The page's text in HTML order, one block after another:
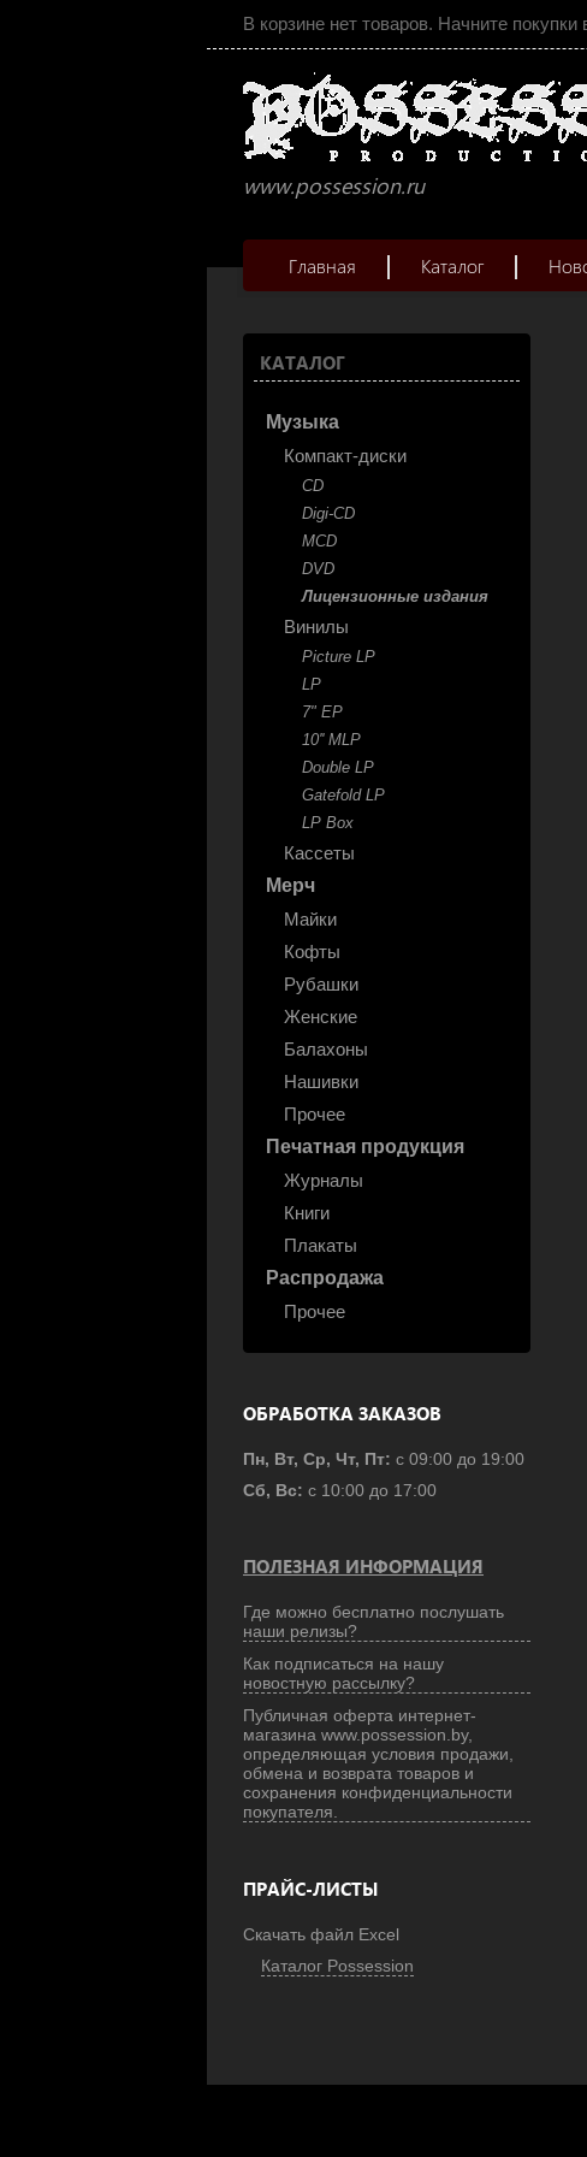
В корзине нет товаров. Начните покупки
www.possession.ru
Главная Каталог
КАТАЛОГ
Музыка
Компакт-диски
CD
Digi-CD
MCD
DVD
Лицензионные издания
Винилы
Picture LP
LP
7" EP
10'' MLP
Double LP
Gatefold LP
LP Box
Кассеты
Мерч
Майки
Кофты
Рубашки
Женские
Балахоны
Нашивки
Прочее
Печатная продукция
Журналы
Книги
Плакаты
Распродажа
Прочее
ОБРАБОТКА ЗАКАЗОВ
Пн, Вт, Ср, Чт, Пт: с 09:00 до 19:00
Сб, Вс: с 10:00 до 17:00
ПОЛЕЗНАЯ ИНФОРМАЦИЯ
Где можно бесплатно послушать
наши релизы?
Как подписаться на нашу
новостную рассылку?
Публичная оферта интернет-
магазина www.possession.by,
определяющая условия продажи,
обмена и возврата товаров и
сохранения конфиденциальности
покупателя.
ПРАЙС-ЛИСТЫ
Скачать файл Excel
Каталог Possession